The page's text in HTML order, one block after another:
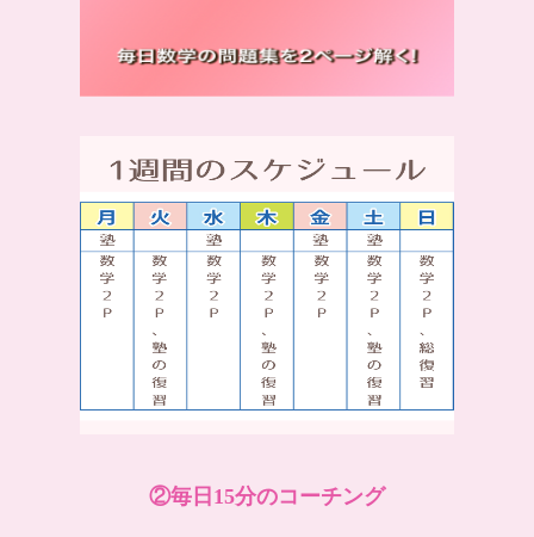
②毎日15分のコーチング